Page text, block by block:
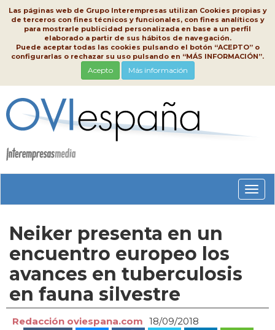
Las páginas web de Grupo Interempresas utilizan Cookies propias y
de terceros con fines técnicos y funcionales, con fines analíticos y
para mostrarle publicidad personalizada en base a un perfil
elaborado a partir de sus hábitos de navegación.
Puede aceptar todas las cookies pulsando el botón “ACEPTO” o
configurarlas o rechazar su uso pulsando en “MÁS INFORMACIÓN”.
Acepto Más información
Neiker presenta en un
encuentro europeo los
avances en tuberculosis
en fauna silvestre
Redacción oviespana.com 18/09/2018